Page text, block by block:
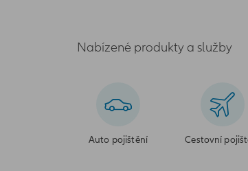
Nabízené produkty a služby
Auto pojištění Cestovní